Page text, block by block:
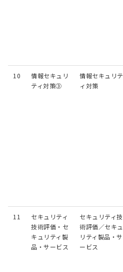
10
情報セキュリ
ティ対策③
情報セキュリテ
ィ対策
11
セキュリティ
技術評価・セ
キュリティ製
品・サービス
セキュリティ技
術評価／セキュ
リティ製品・サ
ービス